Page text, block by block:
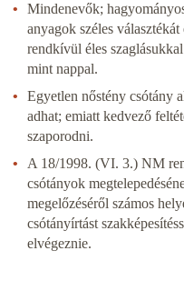
Mindenevők;
anyagok széles
rendkívül éles
mint nappal.
Egyetlen nőstény csótány
adhat; emiatt kedvező
szaporodni.
A 18/1998. (VI. 3.) NM
csótányok
megelőzéséről számos
csótányírtást
elvégeznie.